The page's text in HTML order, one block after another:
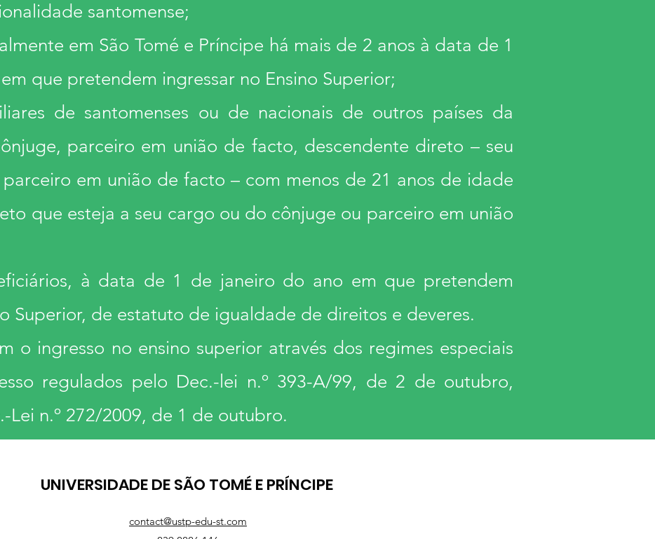
santomense;
em São Tomé e Príncipe há mais de 2 anos à data de 1
que pretendem ingressar no Ensino Superior;
de santomenses ou de nacionais de outros países da
parceiro em união de facto, descendente direto – seu
em união de facto – com menos de 21 anos de idade
que esteja a seu cargo ou do cônjuge ou parceiro em união
à data de 1 de janeiro do ano em que pretendem
Superior, de estatuto de igualdade de direitos e deveres.
o ingresso no ensino superior através dos regimes especiais
regulados pelo Dec.-lei n.º 393-A/99, de 2 de outubro,
Lei n.º 272/2009, de 1 de outubro.
UNIVERSIDADE DE SÃO TOMÉ E PRÍNCIPE
contact@ustp-edu-st.com